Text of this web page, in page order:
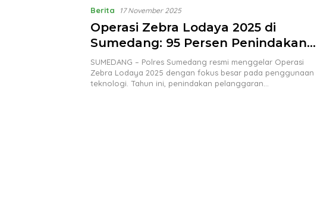
Berita 17 November 2025
Operasi Zebra Lodaya 2025 di
Sumedang: 95 Persen Penindakan
Gunakan ETLE, Pelanggar Tak Bisa
Lagi Mengelak
SUMEDANG – Polres Sumedang resmi menggelar Operasi
Zebra Lodaya 2025 dengan fokus besar pada penggunaan
teknologi. Tahun ini, penindakan pelanggaran…